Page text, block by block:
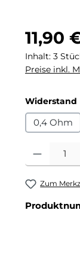
Regulärer
11,90
Inhalt: 3
Preise inkl.
Widerstand
0,4 Ohm
Produkt
Zum